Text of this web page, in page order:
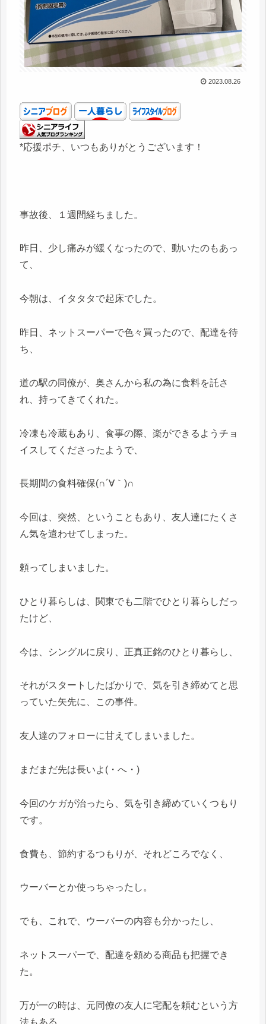
2023.08.26
*応援ポチ、いつもありがとうございます！
事故後、１週間経ちました。
昨日、少し痛みが緩くなったので、動いたのもあっ
て、
今朝は、イタタタで起床でした。
昨日、ネットスーパーで色々買ったので、配達を待
ち、
道の駅の同僚が、奥さんから私の為に食料を託さ
れ、持ってきてくれた。
冷凍も冷蔵もあり、食事の際、楽ができるようチョ
イスしてくださったようで、
長期間の食料確保(∩´∀｀)∩
今回は、突然、ということもあり、友人達にたくさ
ん気を遣わせてしまった。
頼ってしまいました。
ひとり暮らしは、関東でも二階でひとり暮らしだっ
たけど、
今は、シングルに戻り、正真正銘のひとり暮らし、
それがスタートしたばかりで、気を引き締めてと思
っていた矢先に、この事件。
友人達のフォローに甘えてしまいました。
まだまだ先は長いよ(・へ・)
今回のケガが治ったら、気を引き締めていくつもり
です。
食費も、節約するつもりが、それどころでなく、
ウーバーとか使っちゃったし。
でも、これで、ウーバーの内容も分かったし、
ネットスーパーで、配達を頼める商品も把握でき
た。
万が一の時は、元同僚の友人に宅配を頼むという方
法もある。